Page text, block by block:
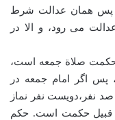
پس همان عدالت شرط
می رود، و الا در
حکمت صلاة جمعه است،
اگر امام جمعه در
نفر،دویست نفر نماز
قبیل حکمت است. حکم